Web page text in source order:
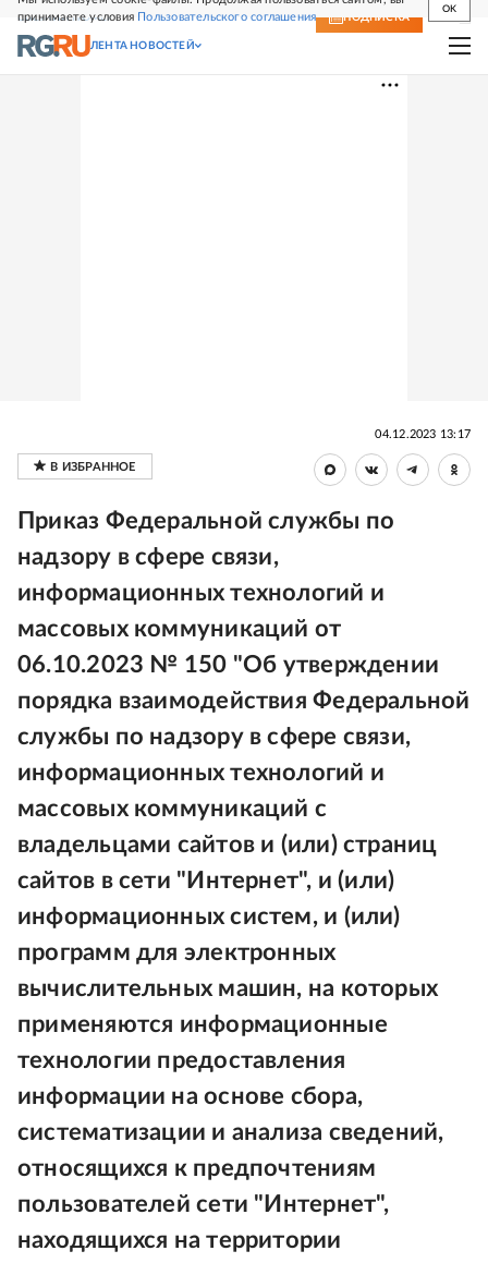
принимаете условия Пользовательского соглашения
OK
СВЕЖИЙ НОМЕР ПОДПИСКА
ЛЕНТА НОВОСТЕЙ
04.12.2023 13:17
Приказ Федеральной службы по
надзору в сфере связи,
информационных технологий и
массовых коммуникаций от
06.10.2023 № 150 "Об утверждении
порядка взаимодействия Федеральной
службы по надзору в сфере связи,
информационных технологий и
массовых коммуникаций с
владельцами сайтов и (или) страниц
сайтов в сети "Интернет", и (или)
информационных систем, и (или)
программ для электронных
вычислительных машин, на которых
применяются информационные
технологии предоставления
информации на основе сбора,
систематизации и анализа сведений,
относящихся к предпочтениям
пользователей сети "Интернет",
находящихся на территории